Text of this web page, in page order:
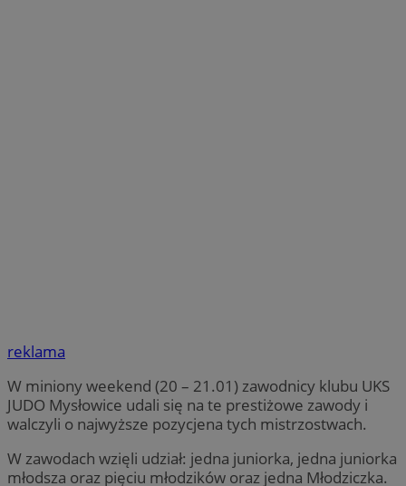
reklama
W miniony weekend (20 – 21.01) zawodnicy klubu UKS
JUDO Mysłowice udali się na te prestiżowe zawody i
walczyli o najwyższe pozycjena tych mistrzostwach.
W zawodach wzięli udział: jedna juniorka, jedna juniorka
młodsza oraz pięciu młodzików oraz jedna Młodziczka.